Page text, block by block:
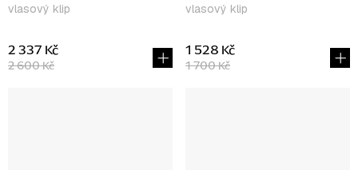
vlasový klip
2 600 Kč
2 337 Kč
vlasový klip
1 700 Kč
1 528 Kč